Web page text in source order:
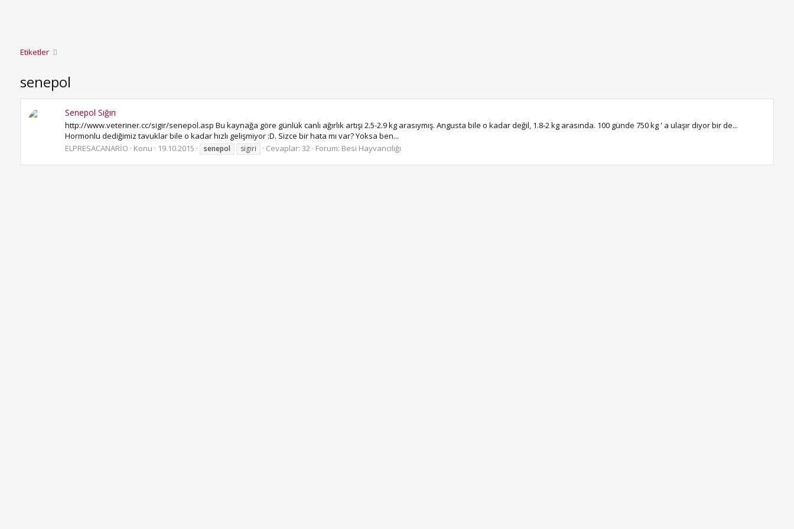
Etiketler
senepol
Senepol Sığırı
http://www.veteriner.cc/sigir/senepol.asp Bu kaynağa göre günlük canlı ağırlık artışı 2.5-2.9 kg arasıymış. Angusta bile o kadar değil, 1.8-2 kg arasında. 100 günde 750 kg ' a ulaşır diyor bir de...
Hormonlu dediğimiz tavuklar bile o kadar hızlı gelişmiyor :D. Sizce bir hata mı var? Yoksa ben...
ELPRESACANARİO
Konu 19.10.2015 senepol sigiri Cevaplar: 32 Forum: Besi Hayvancılığı